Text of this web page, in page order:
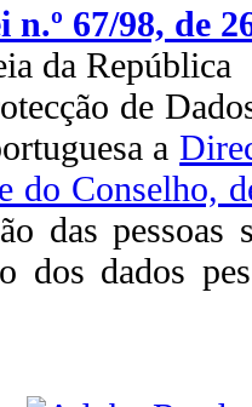
n.º 67/98, de
da República
de
a
do Conselho,
das
dos dados